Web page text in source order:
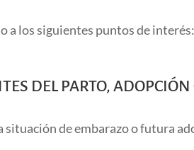
a los siguientes puntos de interés:
DEL PARTO, ADOPCIÓN
situación de embarazo o futura